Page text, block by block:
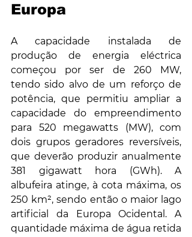
Europa
A capacidade instalada de
produção de energia eléctrica
começou por ser de 260 MW,
tendo sido alvo de um reforço de
potência, que permitiu ampliar a
capacidade do empreendimento
para 520 megawatts (MW), com
dois grupos geradores reversíveis,
que deverão produzir anualmente
381 gigawatt hora (GWh). A
albufeira atinge, à cota máxima, os
250 km², sendo então o maior lago
artificial da Europa Ocidental. A
quantidade máxima de água retida